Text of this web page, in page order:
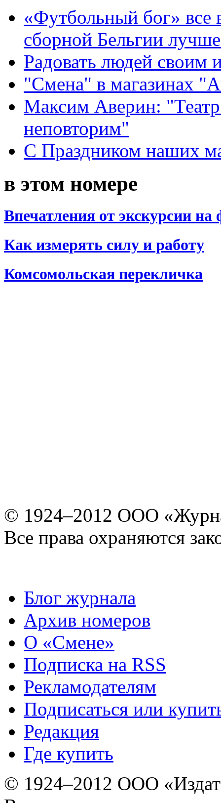
«Футбольный бог» все
сборной Бельгии
Радовать людей своим
"Смена" в магазинах
Максим Аверин:
неповторим"
С Праздником наших
в этом номере
Впечатления от экскурсии
Как измерять силу и работу
Комсомольская перекличка
© 1924–2012 ООО
Все права охраняются
Блог журнала
Архив номеров
О «Смене»
Подписка на RSS
Рекламодателям
Подписаться или
Редакция
Где купить
© 1924–2012 ООО